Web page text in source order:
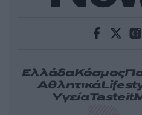
ΕλλάδαΚόσμος
Αθλητικά
ΥγείαTasteit